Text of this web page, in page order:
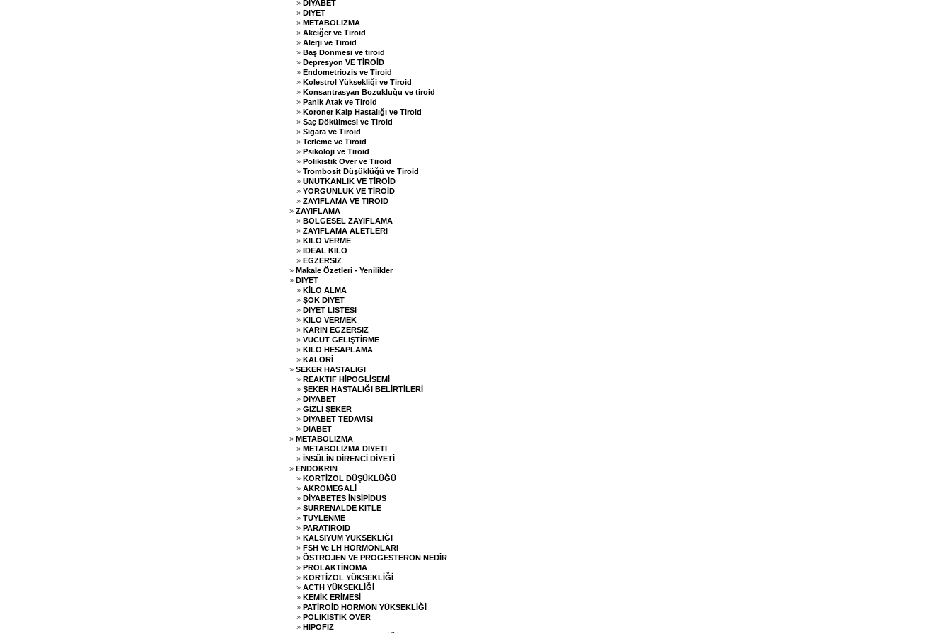
» DIYABET
» DIYET
» METABOLIZMA
» Akciğer ve Tiroid
» Alerji ve Tiroid
» Baş Dönmesi ve tiroid
» Depresyon VE TİROİD
» Endometriozis ve Tiroid
» Kolestrol Yüksekliği ve Tiroid
» Konsantrasyan Bozukluğu ve tiroid
» Panik Atak ve Tiroid
» Koroner Kalp Hastalığı ve Tiroid
» Saç Dökülmesi ve Tiroid
» Sigara ve Tiroid
» Terleme ve Tiroid
» Psikoloji ve Tiroid
» Polikistik Over ve Tiroid
» Trombosit Düşüklüğü ve Tiroid
» UNUTKANLIK VE TİROİD
» YORGUNLUK VE TİROİD
» ZAYIFLAMA VE TIROID
» ZAYIFLAMA
» BOLGESEL ZAYIFLAMA
» ZAYIFLAMA ALETLERI
» KILO VERME
» IDEAL KILO
» EGZERSIZ
» Makale Özetleri - Yenilikler
» DIYET
» KİLO ALMA
» ŞOK DİYET
» DIYET LISTESI
» KİLO VERMEK
» KARIN EGZERSIZ
» VUCUT GELIŞTİRME
» KILO HESAPLAMA
» KALORİ
» SEKER HASTALIGI
» REAKTIF HİPOGLİSEMİ
» ŞEKER HASTALIĞI BELİRTİLERİ
» DIYABET
» GİZLİ ŞEKER
» DİYABET TEDAVİSİ
» DIABET
» METABOLIZMA
» METABOLIZMA DIYETI
» İNSÜLİN DİRENCİ DİYETİ
» ENDOKRIN
» KORTİZOL DÜŞÜKLÜĞÜ
» AKROMEGALİ
» DİYABETES İNSİPİDUS
» SURRENALDE KITLE
» TUYLENME
» PARATIROID
» KALSİYUM YUKSEKLİĞİ
» FSH Ve LH HORMONLARI
» ÖSTROJEN VE PROGESTERON NEDİR
» PROLAKTİNOMA
» KORTİZOL YÜKSEKLİĞİ
» ACTH YÜKSEKLİĞİ
» KEMİK ERİMESİ
» PATİROİD HORMON YÜKSEKLİĞİ
» POLİKİSTİK OVER
» HİPOFİZ